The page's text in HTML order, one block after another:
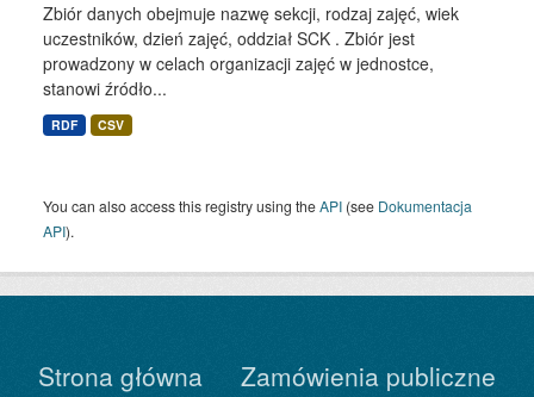
Zbiór danych obejmuje nazwę sekcji, rodzaj zajęć, wiek
uczestników, dzień zajęć, oddział SCK . Zbiór jest
prowadzony w celach organizacji zajęć w jednostce,
stanowi źródło...
RDF CSV
You can also access this registry using theAPI (see Dokumentacja
API).
Strona główna Zamówienia publiczne